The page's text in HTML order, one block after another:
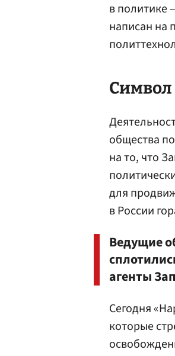
в политике
написан на
Символ
общества
на то, что
для
в России
Ведущие
агенты
Сегодня
которые